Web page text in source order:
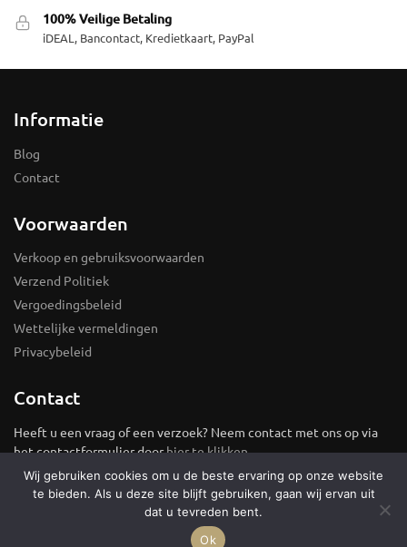
100% Veilige Betaling
iDEAL, Bancontact, Kredietkaart, PayPal
Informatie
Blog
Contact
Voorwaarden
Verkoop en gebruiksvoorwaarden
Verzend Politiek
Vergoedingsbeleid
Wettelijke vermeldingen
Privacybeleid
Contact
Heeft u een vraag of een verzoek? Neem contact met ons op via
het contactformulier doorhier te klikken.
© Sieradendoos | Sitemap
Wij gebruiken cookies om u de beste ervaring op onze website
te bieden. Als u deze site blijft gebruiken, gaan wij ervan uit
dat u tevreden bent.
Ok